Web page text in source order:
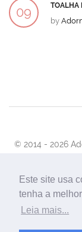
Este site usa
tenha a
Leia mais...
09 TOALHA
by
© 2014 - 2026